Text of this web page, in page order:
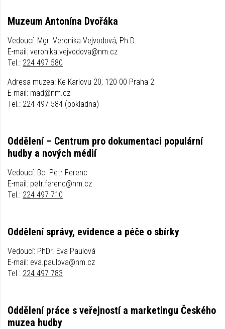
Muzeum Antonína Dvořáka
Vedoucí: Mgr. Veronika Vejvodová, Ph.D.
E-mail: veronika.vejvodova@nm.cz
Tel.: 224 497 580
Adresa muzea: Ke Karlovu 20, 120 00 Praha 2
E-mail: mad@nm.cz
Tel.: 224 497 584 (pokladna)
Oddělení – Centrum pro dokumentaci populární
hudby a nových médií
Vedoucí: Bc. Petr Ferenc
E-mail: petr.ferenc@nm.cz
Tel.: 224 497 710
Oddělení správy, evidence a péče o sbírky
Vedoucí: PhDr. Eva Paulová
E-mail: eva.paulova@nm.cz
Tel.: 224 497 783
Oddělení práce s veřejností a marketingu Českého
muzea hudby